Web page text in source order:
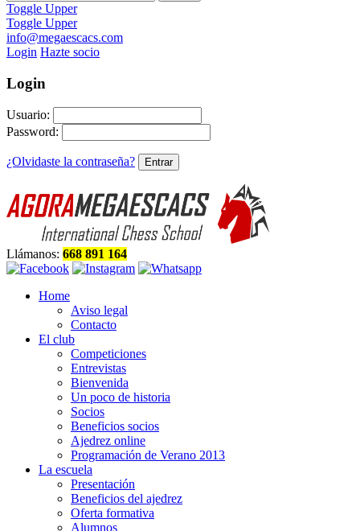
Toggle Upper
Toggle Upper
info@megaescacs.com
Login Hazte socio
Login
Usuario:
Password:
¿Olvidaste la contraseña?
Llámanos: 668 891 164
Home
Aviso legal
Contacto
El club
Competiciones
Entrevistas
Bienvenida
Un poco de historia
Socios
Beneficios socios
Ajedrez online
Programación de Verano 2013
La escuela
Presentación
Beneficios del ajedrez
Oferta formativa
Alumnos